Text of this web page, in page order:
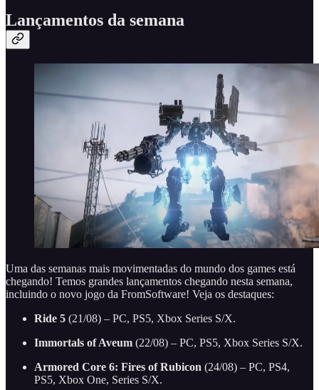
Lançamentos da semana
Uma das semanas mais movimentadas do mundo dos games está
chegando! Temos grandes lançamentos chegando nesta semana,
incluindo o novo jogo da FromSoftware! Veja os destaques:
Ride 5 (21/08) – PC, PS5, Xbox Series S/X.
Immortals of Aveum (22/08) – PC, PS5, Xbox Series S/X.
Armored Core 6: Fires of Rubicon (24/08) – PC, PS4,
PS5, Xbox One, Series S/X.